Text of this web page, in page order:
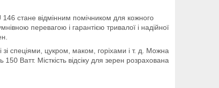
стане відмінним помічником для кожного
перевагою і гарантією тривалої і надійної
зі спеціями, цукром, маком, горіхами і т. д. Можна
Ватт. Місткість відсіку для зерен розрахована